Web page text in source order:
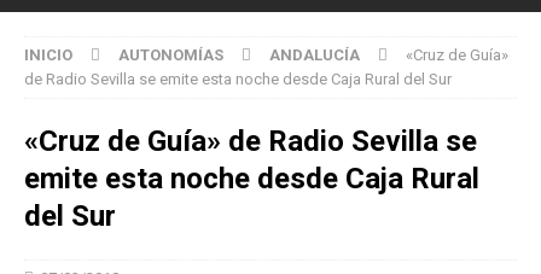
INICIO AUTONOMÍAS ANDALUCÍA
«Cruz de Guía»
de Radio Sevilla se emite esta noche desde Caja Rural del Sur
«Cruz de Guía» de Radio Sevilla se
emite esta noche desde Caja Rural
del Sur